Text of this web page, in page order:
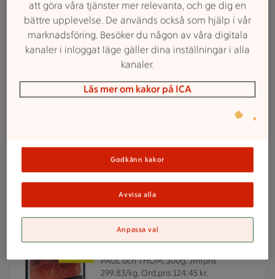
ICAs reklamfilmer
Ord.pris 12:25 kr.
Lägg i inköpslista
PAUL och THOM. 300g.Jmfpris
299:83/kg. Ord.pris 124:45 kr.
8995
att göra våra tjänster mer relevanta, och ge dig en
bättre upplevelse. De används också som hjälp i vår
marknadsföring. Besöker du någon av våra digitala
kanaler i inloggat läge gäller dina inställningar i alla
kanaler.
Läs mer om kakor på ICA
Godkänn kakor
Avvisa alla
Anpassa val